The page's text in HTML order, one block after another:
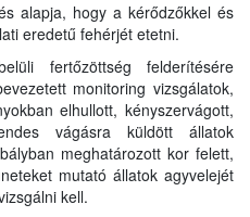
alapja, hogy a kérődzőkkel és
eredetű fehérjét etetni.
fertőzöttség felderítésére
monitoring vizsgálatok,
elhullott, kényszervágott,
vágásra küldött állatok
meghatározott kor felett,
mutató állatok agyvelejét
kell.